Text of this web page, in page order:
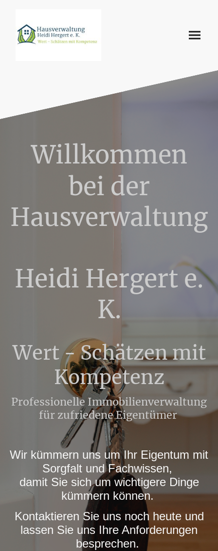
Willkommen
bei der
Hausverwaltung
Heidi Hergert e.
K.
Wert - Schätzen mit
Kompetenz
Professionelle Immobilienverwaltung
für zufriedene Eigentümer
Wir kümmern uns um Ihr Eigentum mit
Sorgfalt und Fachwissen,
damit Sie sich um wichtigere Dinge
kümmern können.
Kontaktieren Sie uns noch heute und
lassen Sie uns Ihre Anforderungen
besprechen.